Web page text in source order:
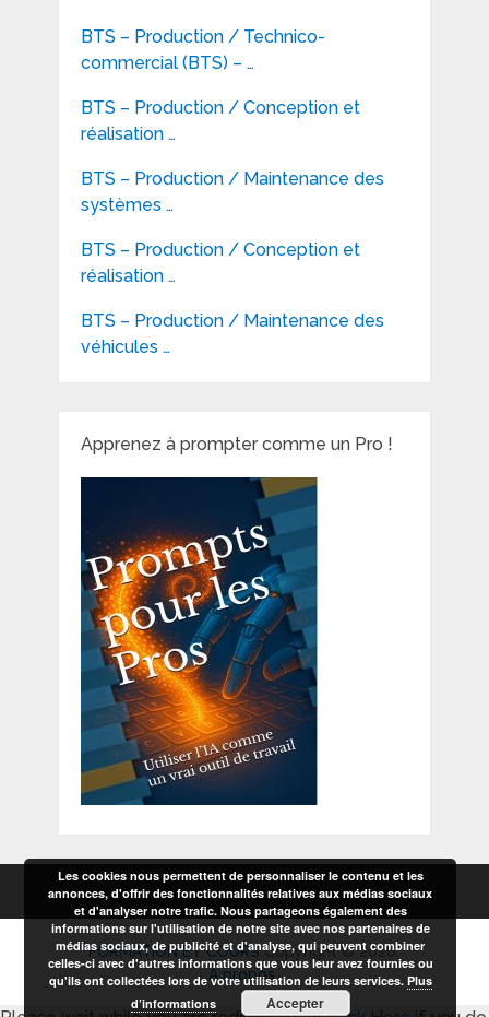
BTS – Production / Technico-
commercial (BTS) – …
BTS – Production / Conception et
réalisation …
BTS – Production / Maintenance des
systèmes …
BTS – Production / Conception et
réalisation …
BTS – Production / Maintenance des
véhicules …
Apprenez à prompter comme un Pro !
FORMATION ET COURSCopyright © 2026.
A propos
Les cookies nous permettent de personnaliser le contenu et les
annonces, d'offrir des fonctionnalités relatives aux médias sociaux
et d'analyser notre trafic. Nous partageons également des
informations sur l'utilisation de notre site avec nos partenaires de
médias sociaux, de publicité et d'analyse, qui peuvent combiner
celles-ci avec d'autres informations que vous leur avez fournies ou
qu'ils ont collectées lors de votre utilisation de leurs services. Plus
d’informations
Accepter